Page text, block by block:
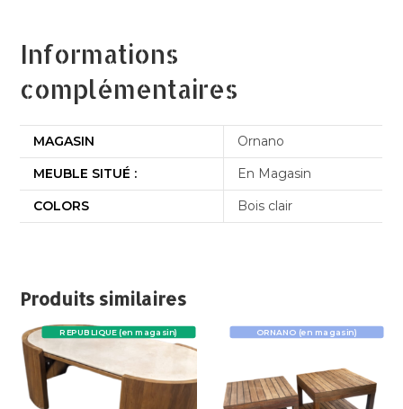
Informations
complémentaires
MAGASIN
Ornano
MEUBLE SITUÉ :
En Magasin
COLORS
Bois clair
Produits similaires
REPUBLIQUE (en magasin) ORNANO (en magasin)